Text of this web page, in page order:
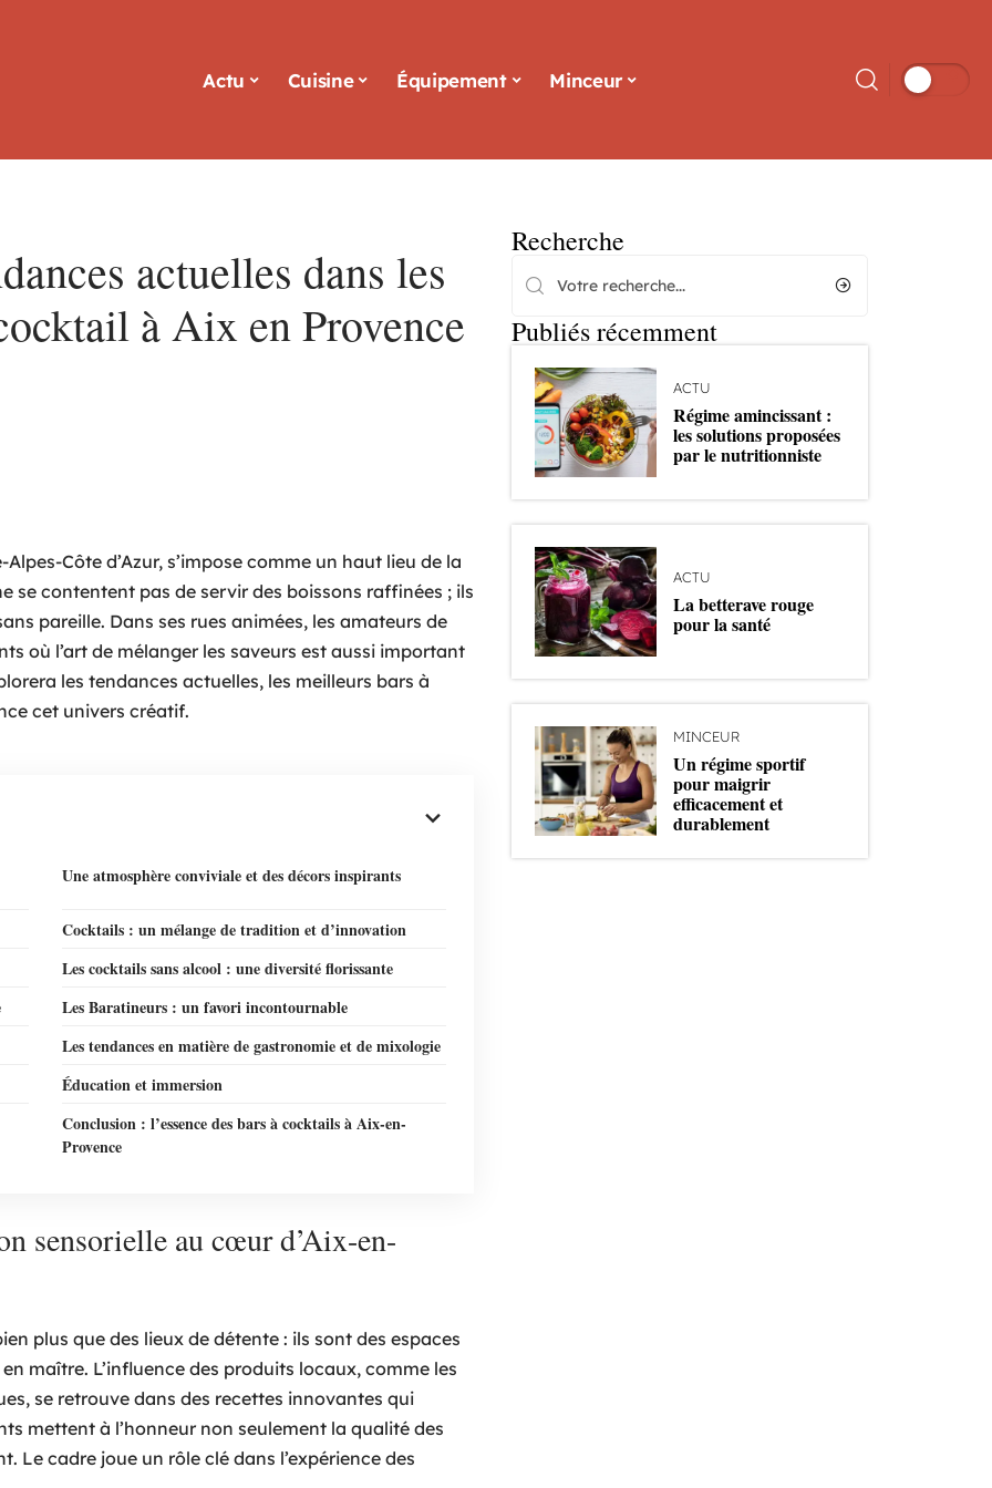
Actu Cuisine Équipement Minceur
actuelles dans les
à Aix en Provence
Côte d’Azur, s’impose comme un haut lieu de la
se contentent pas de servir des boissons raffinées ; ils
pareille. Dans ses rues animées, les amateurs de
où l’art de mélanger les saveurs est aussi important
les tendances actuelles, les meilleurs bars à
cet univers créatif.
Une atmosphère conviviale et des décors inspirants
Cocktails : un mélange de tradition et d’innovation
Les cocktails sans alcool : une diversité florissante
Les Baratineurs : un favori incontournable
Les tendances en matière de gastronomie et de mixologie
Éducation et immersion
Conclusion : l’essence des bars à cocktails à Aix-en-
Provence
sensorielle au cœur d’Aix-en-
plus que des lieux de détente : ils sont des espaces
maître. L’influence des produits locaux, comme les
se retrouve dans des recettes innovantes qui
mettent à l’honneur non seulement la qualité des
Le cadre joue un rôle clé dans l’expérience des
Recherche
Publiés récemment
ACTU
Régime amincissant :
les solutions proposées
par le nutritionniste
ACTU
La betterave rouge
pour la santé
MINCEUR
Un régime sportif
pour maigrir
efficacement et
durablement